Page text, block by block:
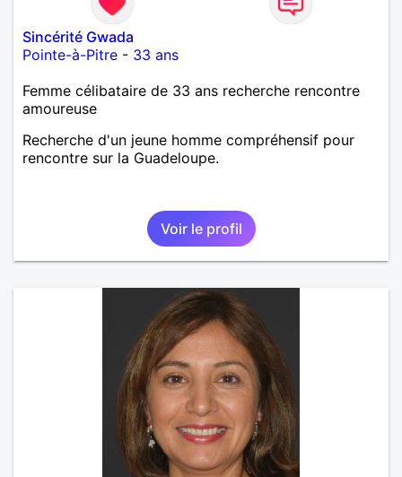
Sincérité Gwada
Pointe-à-Pitre - 33 ans
Femme célibataire de 33 ans recherche rencontre
amoureuse
Recherche d'un jeune homme compréhensif pour
rencontre sur la Guadeloupe.
Voir le profil